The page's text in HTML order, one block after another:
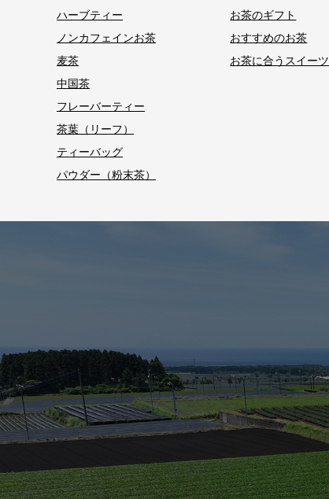
ハーブティー
ノンカフェインお茶
麦茶
中国茶
フレーバーティー
茶葉（リーフ）
ティーバッグ
パウダー（粉末茶）
お茶のギフト
おすすめのお茶
お茶に合うスイーツ